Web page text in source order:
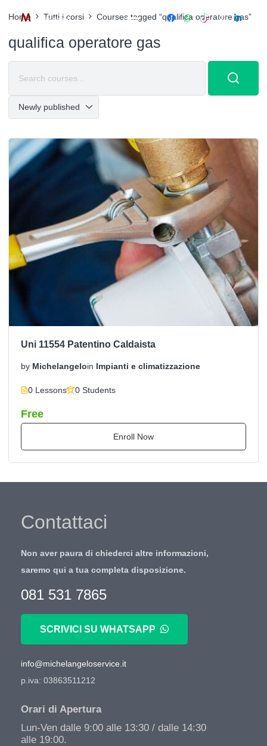
Home Tutti i corsi Courses tagged “qualifica operatore gas”
qualifica operatore gas
Uni 11554 Patentino Caldaista
by Michelangeloin Impianti e climatizzazione
0 Lessons 0 Students
Free
Enroll Now
Contattaci
Non aver paura di chiederci altre informazioni,
saremo qui a tua completa disposizione.
081 531 7865
SCRIVICI SU WHATSAPP
info@michelangeloservice.it
p.iva: 03863511212
Orari di Apertura
Lun-Ven dalle 9:00 alle 13:30 / dalle 14:30
alle 19:00.